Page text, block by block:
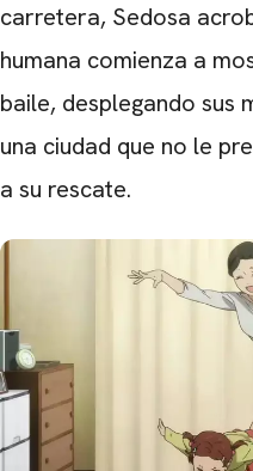
carretera, Sedosa
humana comienza a
baile, desplegando sus
una ciudad que no le
a su rescate.